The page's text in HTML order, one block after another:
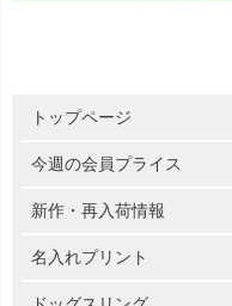
トップページ
今週の会員プライス
新作・再入荷情報
名入れプリント